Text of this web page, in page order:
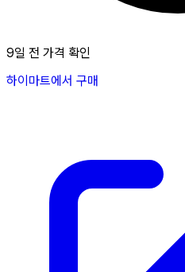
9일 전 가격 확인
하이마트에서 구매